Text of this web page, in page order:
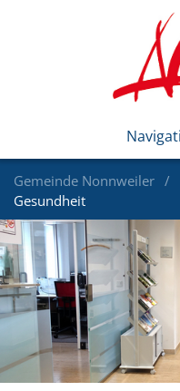
Gemeinde Nonnweiler
Gesundheit